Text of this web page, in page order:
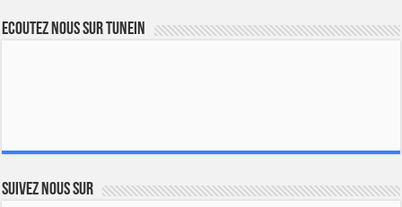
Ecoutez nous sur TuneIn
Suivez nous sur